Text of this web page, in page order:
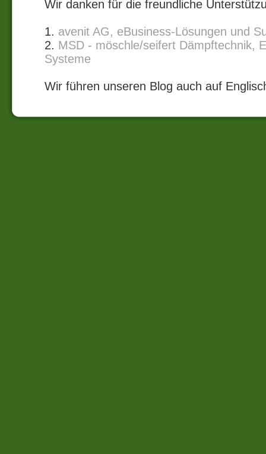
Wir danken für die freundliche
1. avenit AG, eBusiness-Lösungen und
2. MSD - möschle/seifert Dämpftechnik,
Systeme
Wir führen unseren Blog auch auf